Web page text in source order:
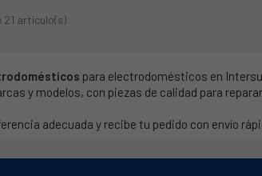
21 artículo(s)
para electrodomésticos en
y modelos, con piezas de calidad para
adecuada y recibe tu pedido con envío